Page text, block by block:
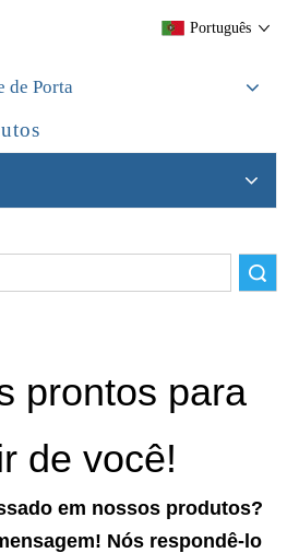
Português
de Porta
prontos para
de você!
em nossos produtos?
Nós respondê-lo